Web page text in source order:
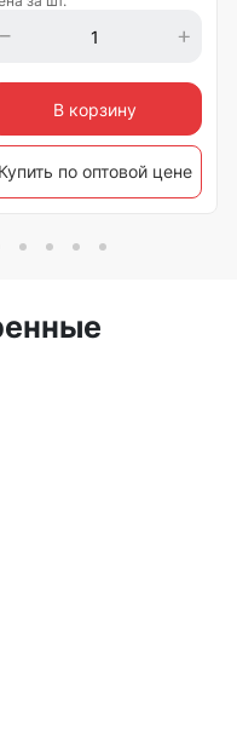
В корзину
Купить по оптовой цене